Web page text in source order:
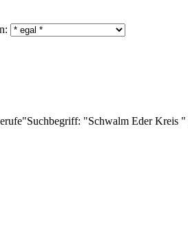
Suchbegriff: "Schwalm Eder Kreis "